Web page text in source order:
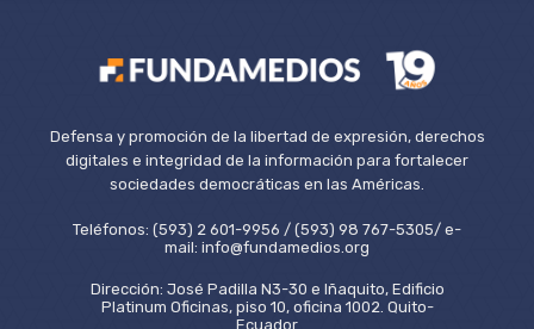
Defensa y promoción de la libertad de expresión, derechos
digitales e integridad de la información para fortalecer
sociedades democráticas en las Américas.
Teléfonos: (593) 2 601-9956 / (593) 98 767-5305/ e-
mail: info@fundamedios.org
Dirección: José Padilla N3-30 e Iñaquito, Edificio
Platinum Oficinas, piso 10, oficina 1002. Quito-
Ecuador